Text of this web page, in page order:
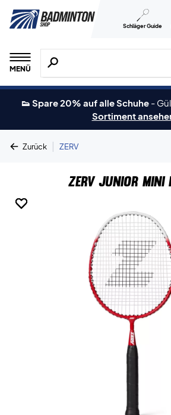
Schläger Guide
MENÜ
Suche nach Produkten,
👟 Spare 20% auf alle Schuhe -
Sortiment
Zurück | ZERV
ZERV Junior Mini